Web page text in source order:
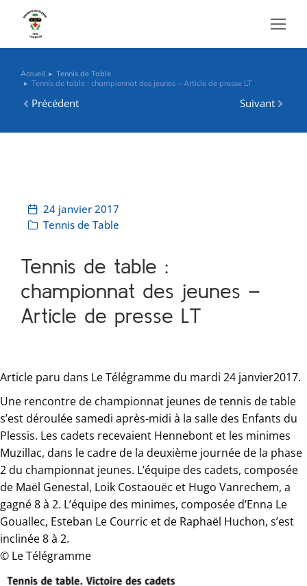
principal
Vous êtes ici :
Accueil
Tennis de Table
Tennis de table : championnat des jeunes – Article de presse LT
Précédent Suivant
24 janvier 2017
Tennis de Table
Tennis de table :
championnat des jeunes –
Article de presse LT
Article paru dans Le Télégramme du mardi 24 janvier2017.
Une rencontre de championnat jeunes de tennis de table
s’est déroulée samedi après-midi à la salle des Enfants du
Plessis. Les cadets recevaient Hennebont et les minimes
Muzillac, dans le cadre de la deuxième journée de la phase
2 du championnat jeunes. L’équipe des cadets, composée
de Maël Genestal, Loik Costaouëc et Hugo Vanrechem, a
gagné 8 à 2. L’équipe des minimes, composée d’Enna Le
Gouallec, Esteban Le Courric et de Raphaël Huchon, s’est
inclinée 8 à 2.
© Le Télégramme